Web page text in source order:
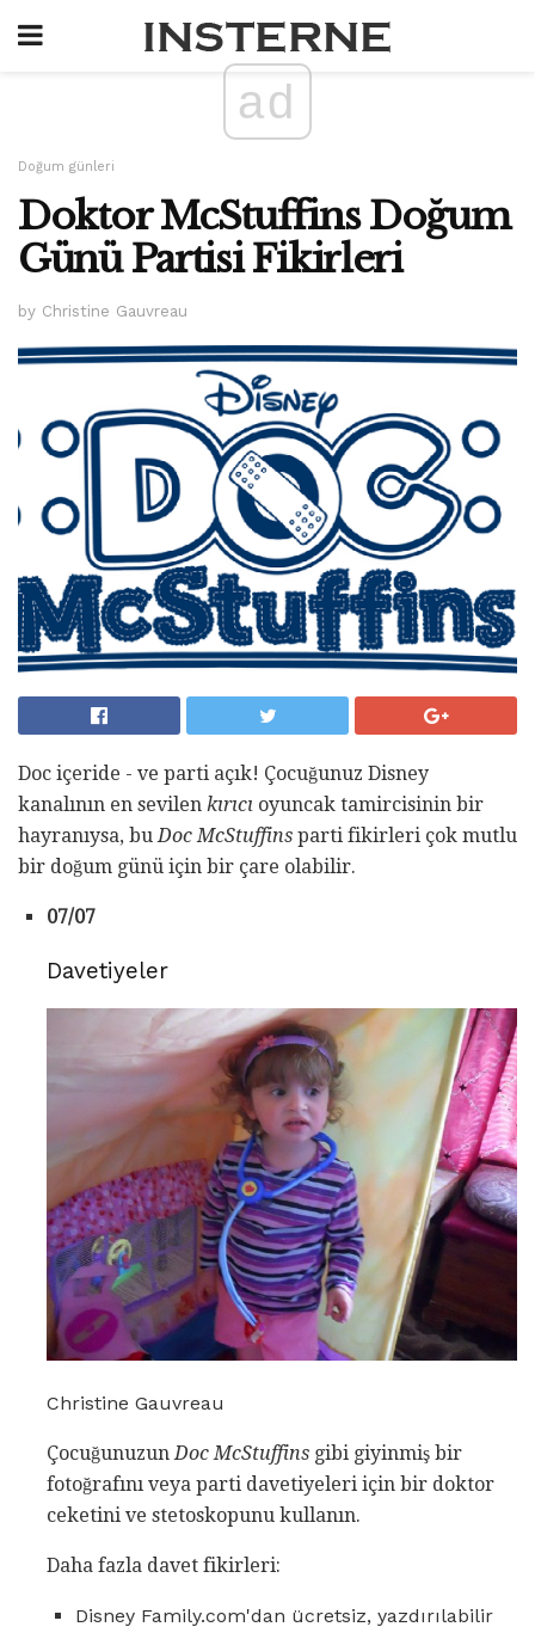
ad
Doğum günleri
Doktor McStuffins Doğum
Günü Partisi Fikirleri
by Christine Gauvreau
Doc içeride - ve parti açık! Çocuğunuz Disney
kanalının en sevilen kırıcı oyuncak tamircisinin bir
hayranıysa, bu Doc McStuffins parti fikirleri çok mutlu
bir doğum günü için bir çare olabilir.
07/07
Davetiyeler
Christine Gauvreau
ÇocuğunuzunDoc McStuffins gibi giyinmiş bir
fotoğrafını veya parti davetiyeleri için bir doktor
ceketini ve stetoskopunu kullanın.
Daha fazla davet fikirleri:
Disney Family.com'dan ücretsiz, yazdırılabilir